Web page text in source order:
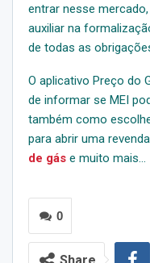
entrar nesse
auxiliar na
de todas as
O aplicativo Preço do
de informar se MEI
também como
para abrir uma
de gás e muito mais…
0